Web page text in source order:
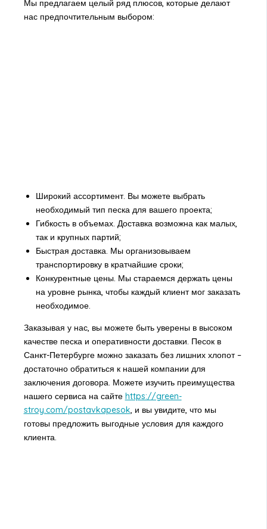
Мы предлагаем целый ряд плюсов, которые делают
нас предпочтительным выбором:
Широкий ассортимент. Вы можете выбрать
необходимый тип песка для вашего проекта;
Гибкость в объемах. Доставка возможна как малых,
так и крупных партий;
Быстрая доставка. Мы организовываем
транспортировку в кратчайшие сроки;
Конкурентные цены. Мы стараемся держать цены
на уровне рынка, чтобы каждый клиент мог заказать
необходимое.
Заказывая у нас, вы можете быть уверены в высоком
качестве песка и оперативности доставки. Песок в
Санкт-Петербурге можно заказать без лишних хлопот –
достаточно обратиться к нашей компании для
заключения договора. Можете изучить преимущества
нашего сервиса на сайте https://green-
stroy.com/postavkapesok, и вы увидите, что мы
готовы предложить выгодные условия для каждого
клиента.